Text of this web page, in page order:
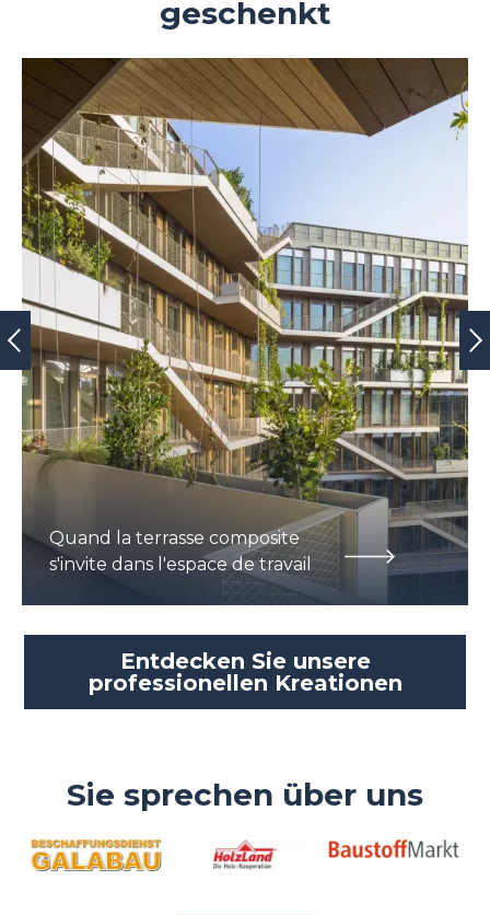
geschenkt
Quand la terrasse composite
s'invite dans l'espace de travail
Entdecken Sie unsere
professionellen Kreationen
Sie sprechen über uns